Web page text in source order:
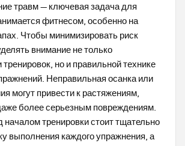
травм — ключевая задача для
фитнесом, особенно на
Чтобы минимизировать риск
внимание не только
тренировок, но и правильной технике
Неправильная осанка или
могут привести к растяжениям,
более серьезным повреждениям.
началом тренировки стоит тщательно
выполнения каждого упражнения, а